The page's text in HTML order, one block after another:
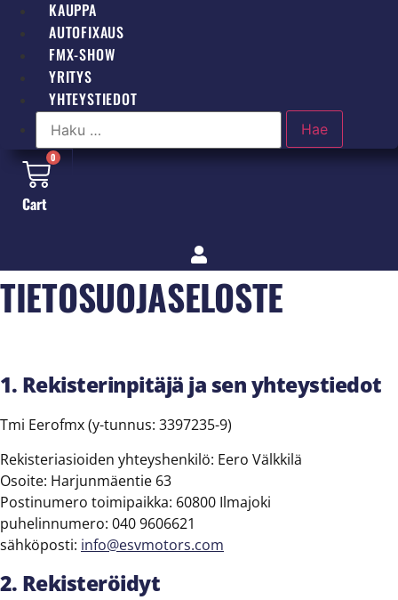
KAUPPA
AUTOFIXAUS
FMX-SHOW
YRITYS
YHTEYSTIEDOT
0
Cart
TIETOSUOJASELOSTE
1. Rekisterinpitäjä ja sen yhteystiedot
Tmi Eerofmx (y-tunnus: 3397235-9)
Rekisteriasioiden yhteyshenkilö: Eero Välkkilä
Osoite: Harjunmäentie 63
Postinumero toimipaikka: 60800 Ilmajoki
puhelinnumero: 040 9606621
sähköposti: info@esvmotors.com
2. Rekisteröidyt